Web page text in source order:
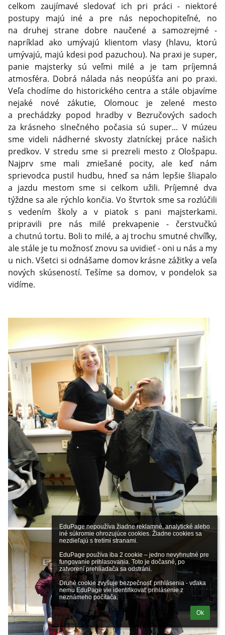
EduPage nepoužíva žiadne reklamné, analytické alebo
iné súkromie ohrozujúce cookies. Žiadne cookies sa
nezdieľajú s tretími stranami.
EduPage používa iba 2 cookie – jedno nevyhnutné pre
fungovanie prihlasovania. Toto je dočasné, po
zatvorení prehliadača sa odstráni.
Druhé cookie zvyšuje bezpečnosť prihlásenia - vďaka
nemu EduPage vie identifikovať prihlásenie z
neznámeho počítača.
Ok
celkom zaujímavé sledovať ich pri práci - niektoré
postupy majú iné a pre nás nepochopiteľné, no
na druhej strane dobre naučené a samozrejmé -
napríklad ako umývajú klientom vlasy (hlavu, ktorú
umývajú, majú kdesi pod pazuchou). Na praxi je super,
panie majsterky sú veľmi milé a je tam príjemná
atmosféra. Dobrá nálada nás neopúšťa ani po praxi.
Veľa chodíme do historického centra a stále objavíme
nejaké nové zákutie, Olomouc je zelené mesto
a prechádzky popod hradby v Bezručových sadoch
za krásneho slnečného počasia sú super... V múzeu
sme videli nádherné skvosty zlatníckej práce našich
predkov. V stredu sme si prezreli mesto z Ološpapu.
Najprv sme mali zmiešané pocity, ale keď nám
sprievodca pustil hudbu, hneď sa nám lepšie šliapalo
a jazdu mestom sme si celkom užili. Príjemné dva
týždne sa ale rýchlo končia. Vo štvrtok sme sa rozlúčili
s vedením školy a v piatok s pani majsterkami.
pripravili pre nás milé prekvapenie - čerstvučkú
a chutnú tortu. Boli to milé, a aj trochu smutné chvíľky,
ale stále je tu možnosť znovu sa uvidieť - oni u nás a my
u nich. Všetci si odnášame domov krásne zážitky a veľa
nových skúseností. Tešíme sa domov, v pondelok sa
vidíme.